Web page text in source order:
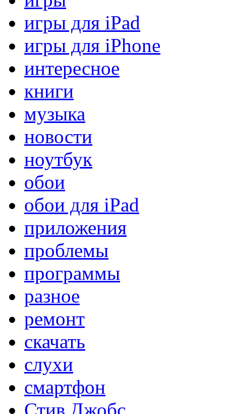
игры для iPad
игры для iPhone
интересное
книги
музыка
новости
ноутбук
обои
обои для iPad
приложения
проблемы
программы
разное
ремонт
скачать
слухи
смартфон
Стив Джобс